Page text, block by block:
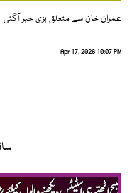
عمران خان سے متعلق بڑی خبر آگئی
Apr 17, 2026 10:07 PM